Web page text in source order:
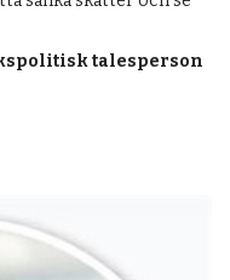
talesperson